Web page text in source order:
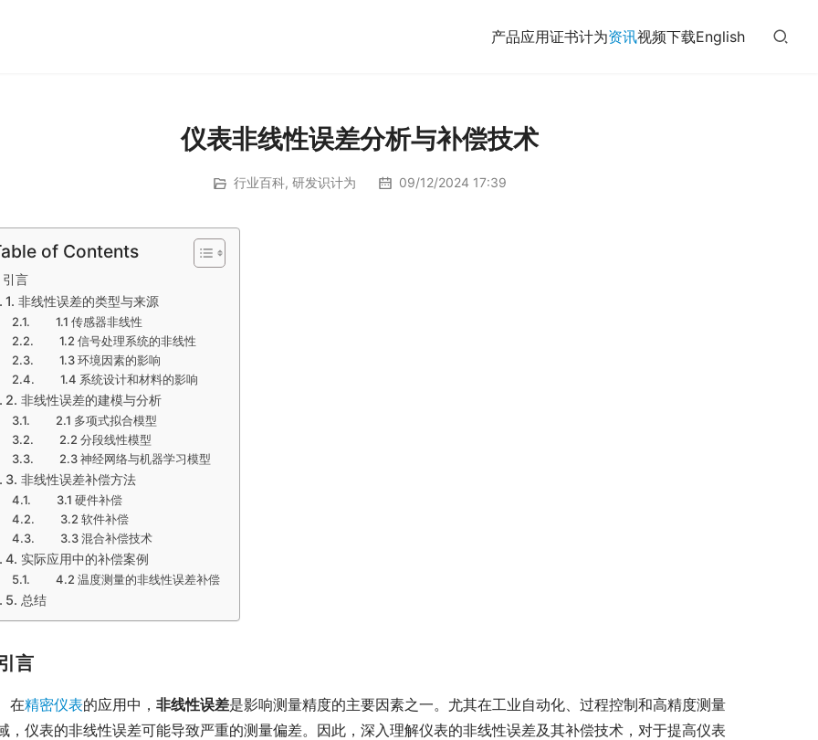
产品应用证书计为资讯视频下载English
仪表非线性误差分析与补偿技术
行业百科, 研发识计为 09/12/2024 17:39
of Contents
引言
1. 非线性误差的类型与来源
1.1 传感器非线性
1.2 信号处理系统的非线性
1.3 环境因素的影响
1.4 系统设计和材料的影响
2. 非线性误差的建模与分析
2.1 多项式拟合模型
2.2 分段线性模型
2.3 神经网络与机器学习模型
3. 非线性误差补偿方法
3.1 硬件补偿
3.2 软件补偿
3.3 混合补偿技术
4. 实际应用中的补偿案例
4.2 温度测量的非线性误差补偿
5. 总结
言
精密仪表的应用中， 非线性误差是影响测量精度的主要因素之一。尤其在工业自动化、过程控制和高精度测量
，仪表的非线性误差可能导致严重的测量偏差。因此，深入理解仪表的非线性误差及其补偿技术，对于提高仪表